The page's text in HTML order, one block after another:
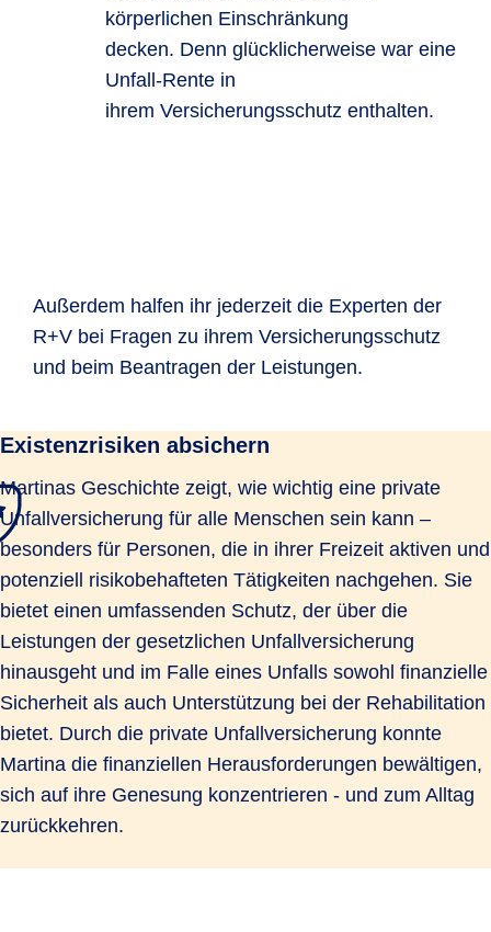
körperlichen Einschränkung
decken. Denn glücklicherweise war eine
Unfall-Rente in
ihrem Versicherungsschutz enthalten.
Außerdem halfen ihr jederzeit die Experten der
R+V bei Fragen zu ihrem Versicherungsschutz
und beim Beantragen der Leistungen.
Existenzrisiken absichern
Martinas Geschichte zeigt, wie wichtig eine private
Unfallversicherung für alle Menschen sein kann –
besonders für Personen, die in ihrer Freizeit aktiven und
potenziell risikobehafteten Tätigkeiten nachgehen. Sie
bietet einen umfassenden Schutz, der über die
Leistungen der gesetzlichen Unfallversicherung
hinausgeht und im Falle eines Unfalls sowohl finanzielle
Sicherheit als auch Unterstützung bei der Rehabilitation
bietet. Durch die private Unfallversicherung konnte
Martina die finanziellen Herausforderungen bewältigen,
sich auf ihre Genesung konzentrieren - und zum Alltag
zurückkehren.